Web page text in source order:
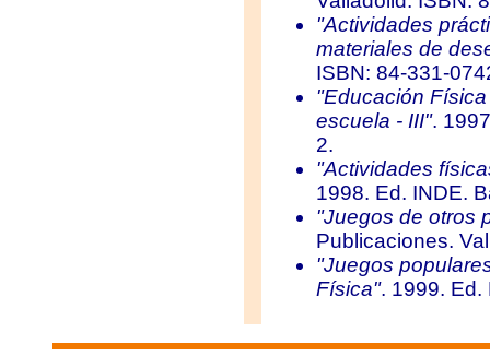
"Actividades
materiales de
ISBN: 84-331-
"Educación
escuela - III".
2.
"Actividades
1998. Ed. INDE.
"Juegos de otros
Publicaciones.
"Juegos
Física". 1999. Ed.